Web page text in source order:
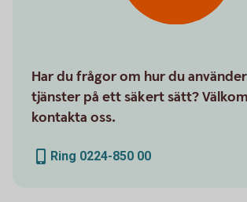
Har du frågor om hur du
tjänster på ett säkert sätt?
kontakta oss.
Ring 0224-850 00